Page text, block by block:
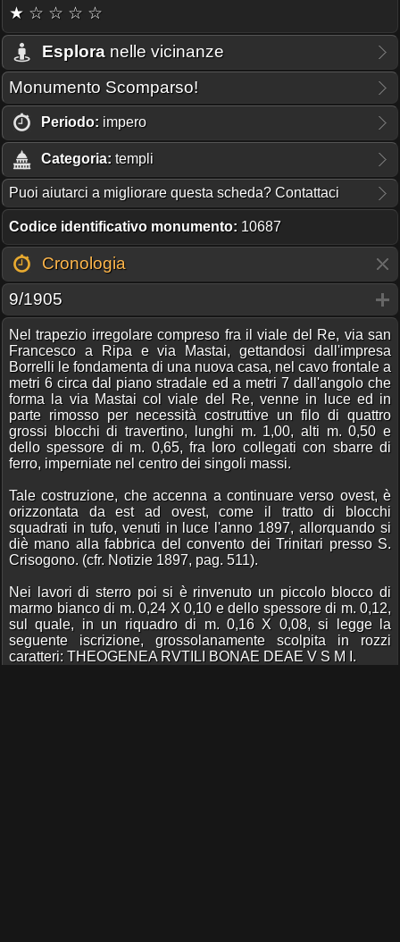
★ ☆ ☆ ☆ ☆
Esplora nelle vicinanze
Monumento Scomparso!
Periodo: impero
Categoria: templi
Puoi aiutarci a migliorare questa scheda? Contattaci
Codice identificativo monumento: 10687
Cronologia
9/1905
Nel trapezio irregolare compreso fra il viale del Re, via san
Francesco a Ripa e via Mastai, gettandosi dall'impresa
Borrelli le fondamenta di una nuova casa, nel cavo frontale a
metri 6 circa dal piano stradale ed a metri 7 dall'angolo che
forma la via Mastai col viale del Re, venne in luce ed in
parte rimosso per necessità costruttive un filo di quattro
grossi blocchi di travertino, lunghi m. 1,00, alti m. 0,50 e
dello spessore di m. 0,65, fra loro collegati con sbarre di
ferro, imperniate nel centro dei singoli massi.
Tale costruzione, che accenna a continuare verso ovest, è
orizzontata da est ad ovest, come il tratto di blocchi
squadrati in tufo, venuti in luce l'anno 1897, allorquando si
diè mano alla fabbrica del convento dei Trinitari presso S.
Crisogono. (cfr. Notizie 1897, pag. 511).
Nei lavori di sterro poi si è rinvenuto un piccolo blocco di
marmo bianco di m. 0,24 X 0,10 e dello spessore di m. 0,12,
sul quale, in un riquadro di m. 0,16 X 0,08, si legge la
seguente iscrizione, grossolanamente scolpita in rozzi
caratteri: THEOGENEA RVTILI BONAE DEAE V S M I.